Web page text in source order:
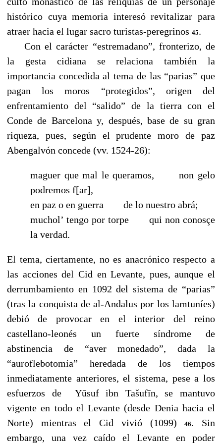
histórico cuya memoria interesó revitalizar para
atraer hacia el lugar sacro turistas-peregrinos 45.
Con el carácter “estremadano”, fronterizo, de
la gesta cidiana se relaciona también la
importancia concedida al tema de las “parias” que
pagan los moros “protegidos”, origen del
enfrentamiento del “salido” de la tierra con el
Conde de Barcelona y, después, base de su gran
riqueza, pues, según el prudente moro de paz
Abengalvón concede (vv. 1524-26):
maguer que mal le queramos,
non gelo
podremos f[ar],
en paz o en guerra
-----de lo nuestro abrá;
muchol’ tengo por torpe
qui non conosçe
la verdad.
El tema, ciertamente, no es anacrónico respecto a
las acciones del Cid en Levante, pues, aunque el
derrumbamiento en 1092 del sistema de “parias”
(tras la conquista de al-Andalus por los lamtuníes)
debió de provocar en el interior del reino
castellano-leonés un fuerte síndrome de
abstinencia de “aver monedado”, dada la
“auroflebotomía” heredada de los tiempos
inmediatamente anteriores, el sistema, pese a los
esfuerzos de
Yūsuf ibn Tašufīn, se mantuvo
vigente en todo el Levante (desde Denia hacia el
Norte) mientras el Cid vivió (1099)46. Sin
embargo, una vez caído el Levante en poder